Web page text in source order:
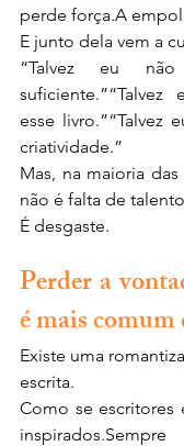
perde força.A
E junto dela vem a
“Talvez eu
esse livro.”“Talvez
criatividade.”
Mas, na maioria
não é falta de
É desgaste.
Perder a
é mais comum
Existe uma
escrita.
Como se escritores